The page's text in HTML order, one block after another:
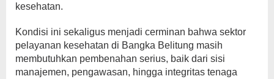
kesehatan.
Kondisi ini sekaligus menjadi cerminan bahwa sektor
pelayanan kesehatan di Bangka Belitung masih
membutuhkan pembenahan serius, baik dari sisi
manajemen, pengawasan, hingga integritas tenaga